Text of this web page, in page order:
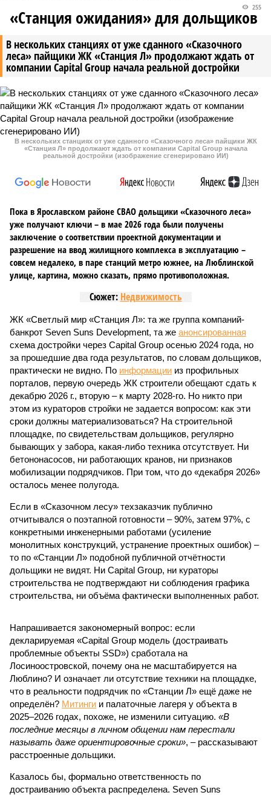
В нескольких станциях от уже сданного «Сказочного
леса» пайщики ЖК «Станция Л» продолжают ждать от
компании Capital Group начала реальной достройки
255
«Станция ожидания» для дольщиков
В нескольких станциях от уже сданного «Сказочного леса» пайщики ЖК
«Станция Л» продолжают ждать от компании Capital Group начала
реальной достройки (изображение сгенерировано ИИ)
Пока в Ярославском районе СВАО дольщики «Сказочного леса»
уже получают ключи – в мае 2026 года были получены
заключение о соответствии проектной документации и
разрешение на ввод жилищного комплекса в эксплуатацию –
совсем недалеко, в паре станций метро южнее, на Люблинской
улице, картина, можно сказать, прямо противоположная.
Сюжет: Недвижимость
ЖК «Светлый мир «Станция Л»: та же группа компаний-
банкрот Seven Suns Development, та же анонсированная
схема достройки через Capital Group осенью 2024 года, но
за прошедшие два года результатов, по словам дольщиков,
практически не видно. По информации из профильных
порталов, первую очередь ЖК строители обещают сдать к
декабрю 2026 г., вторую – к марту 2028-го. Но никто при
этом из кураторов стройки не задается вопросом: как эти
сроки должны материализоваться? На строительной
площадке, по свидетельствам дольщиков, регулярно
бывающих у забора, какая-либо техника отсутствует. Ни
бетононасосов, ни работающих кранов, ни признаков
мобилизации подрядчиков. При том, что до «декабря 2026»
осталось менее полугода.
Если в «Сказочном лесу» техзаказчик публично
отчитывался о поэтапной готовности – 90%, затем 97%, с
конкретными инженерными работами (усиление
монолитных конструкций, устранение проектных ошибок) –
то по «Станции Л» подобной публичной отчётности
дольщики не видят. Ни Capital Group, ни кураторы
строительства не подтверждают ни соблюдения графика
строительства, ни объёма фактически выполненных работ.
Напрашивается закономерный вопрос: если
декларируемая «Capital Group модель (достраивать
проблемные объекты SSD») сработала на
Лосиноостровской, почему она не масштабируется на
Люблино? И означает ли отсутствие техники на площадке,
что в реальности подрядчик по «Станции Л» ещё даже не
определён? Митинги и палаточные лагеря у объекта в
2025–2026 годах, похоже, не изменили ситуацию. «В
последние месяцы в личном общении нам перестали
называть даже ориентировочные сроки», – рассказывают
расстроенные дольщики.
Казалось бы, формально ответственность по
достраиванию объекта распределена. Seven Suns